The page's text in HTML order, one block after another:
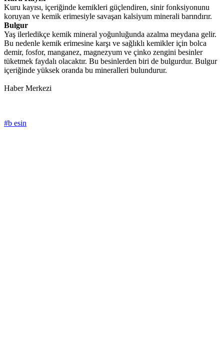
Kuru kayısı, içeriğinde kemikleri güçlendiren, sinir fonksiyonunu
koruyan ve kemik erimesiyle savaşan kalsiyum minerali barındırır.
Bulgur
Yaş ilerledikçe kemik mineral yoğunluğunda azalma meydana gelir.
Bu nedenle kemik erimesine karşı ve sağlıklı kemikler için bolca
demir, fosfor, manganez, magnezyum ve çinko zengini besinler
tüketmek faydalı olacaktır. Bu besinlerden biri de bulgurdur. Bulgur
içeriğinde yüksek oranda bu mineralleri bulundurur.
Haber Merkezi
#b esin